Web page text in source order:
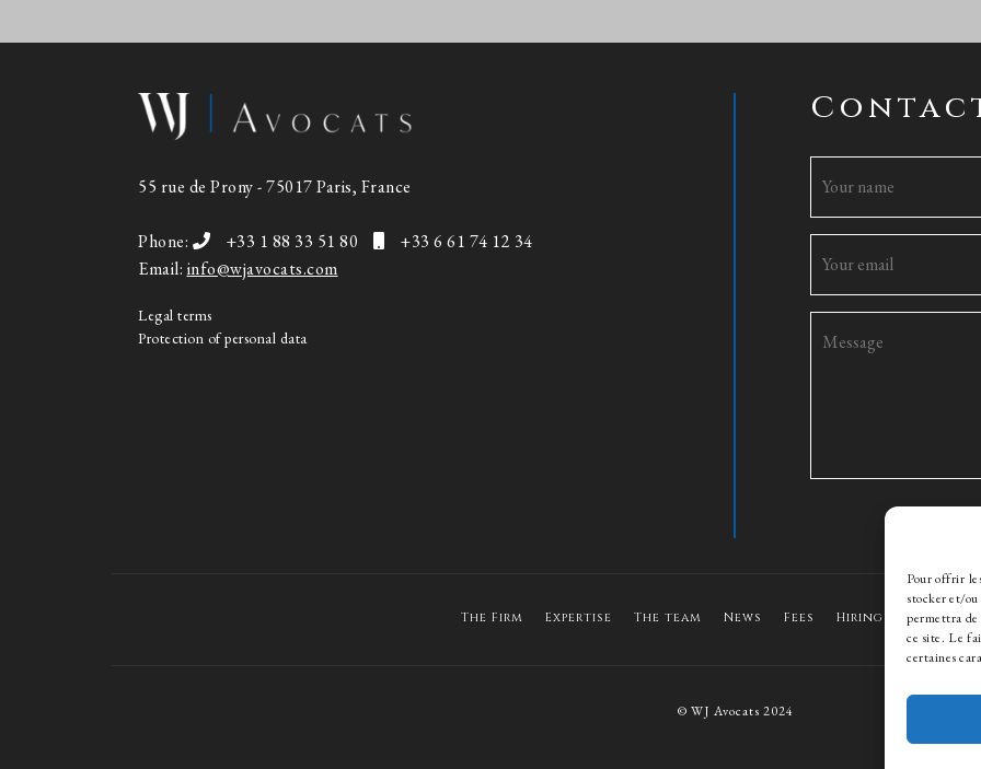
Pour offrir
stocker et/
permettra
ce site. Le
certaines
55 rue de Prony - 75017 Paris, France
Phone: +33 1 88 33 51 80
+33 6 61 74 12 34
Email: info@wjavocats.com
Legal terms
Protection of personal data
The Firm Expertise The team News Fees Hiring Contact
© WJ Avocats 2024